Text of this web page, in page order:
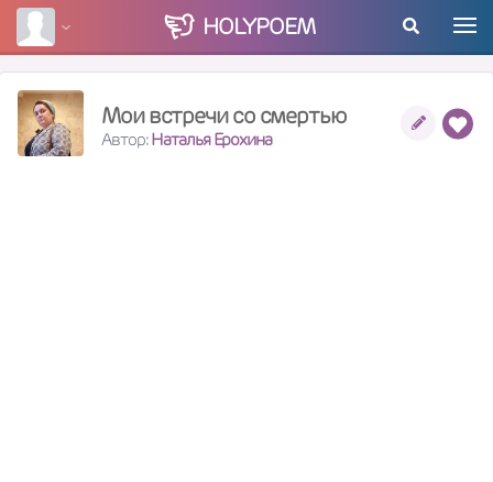
HOLYPOEM
Мои встречи со смертью
Автор:Наталья Ерохина